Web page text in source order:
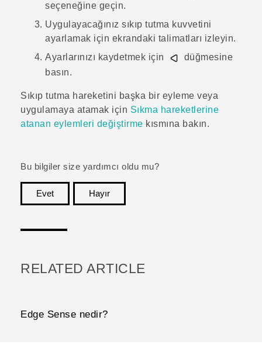
seçeneğine geçin.
Uygulayacağınız sıkıp tutma kuvvetini
ayarlamak için ekrandaki talimatları izleyin.
Ayarlarınızı kaydetmek için
düğmesine
basın.
Sıkıp tutma hareketini başka bir eyleme veya
uygulamaya atamak için Sıkma hareketlerine
atanan eylemleri değiştirme kısmına bakın.
Bu bilgiler size yardımcı oldu mu?
Evet
Hayır
RELATED ARTICLE
Edge Sense nedir?